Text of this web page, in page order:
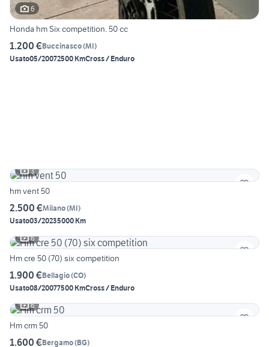
6
Honda hm Six competition. 50 cc
1.200 €Buccinasco(MI)
Usato05/20072500 KmCross / Enduro
3
hm vent 50
2.500 €Milano(MI)
Usato03/20235000 Km
6
Hm cre 50 (70) six competition
1.900 €Bellagio(CO)
Usato08/20077500 KmCross / Enduro
6
Hm crm 50
1.600 €Bergamo(BG)